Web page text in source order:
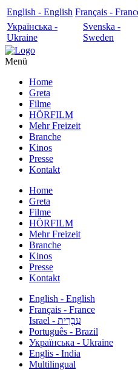
English - English Français -
Українська -
Ukraine
Svenska -
Sweden
Menü
Home
Greta
Filme
HÖRFILM
Mehr Freizeit
Branche
Kinos
Presse
Kontakt
Home
Greta
Filme
HÖRFILM
Mehr Freizeit
Branche
Kinos
Presse
Kontakt
English - English
Français - France
עִבְרִית - Israel
Português - Brazil
Українська - Ukraine
Englis - India
Multilingual